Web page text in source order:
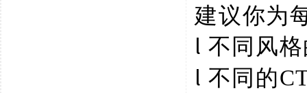
建议你为
l 不同风
l 不同的